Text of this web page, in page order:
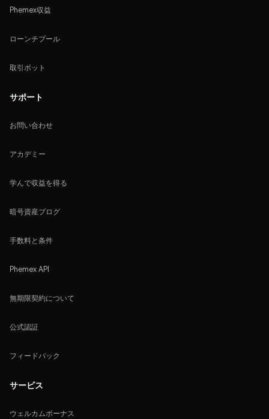
Phemex収益
ローンチプール
取引ボット
サポート
お問い合わせ
アカデミー
学んで収益を得る
暗号資産ブログ
手数料と条件
Phemex API
無期限契約について
公式認証
フィードバック
サービス
ウェルカムボーナス